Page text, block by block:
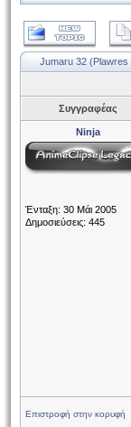
Jumaru 32 (Plawres
Συγγραφέας
Ninja
Ένταξη: 30 Μάι 2005
Δημοσιεύσεις: 445
Επιστροφή στην κορυφή